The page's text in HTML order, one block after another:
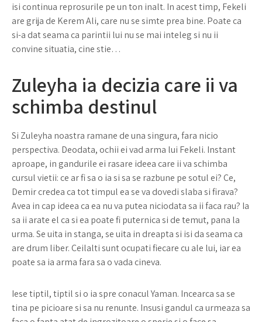
isi continua reprosurile pe un ton inalt. In acest timp, Fekeli
are grija de Kerem Ali, care nu se simte prea bine. Poate ca
si-a dat seama ca parintii lui nu se mai inteleg si nu ii
convine situatia, cine stie…
Zuleyha ia decizia care ii va
schimba destinul
Si Zuleyha noastra ramane de una singura, fara nicio
perspectiva. Deodata, ochii ei vad arma lui Fekeli. Instant
aproape, in gandurile ei rasare ideea care ii va schimba
cursul vietii: ce ar fi sa o ia si sa se razbune pe sotul ei? Ce,
Demir credea ca tot timpul ea se va dovedi slaba si firava?
Avea in cap ideea ca ea nu va putea niciodata sa ii faca rau? Ia
sa ii arate el ca si ea poate fi puternica si de temut, pana la
urma. Se uita in stanga, se uita in dreapta si isi da seama ca
are drum liber. Ceilalti sunt ocupati fiecare cu ale lui, iar ea
poate sa ia arma fara sa o vada cineva.
Iese tiptil, tiptil si o ia spre conacul Yaman. Incearca sa se
tina pe picioare si sa nu renunte. Insusi gandul ca urmeaza sa